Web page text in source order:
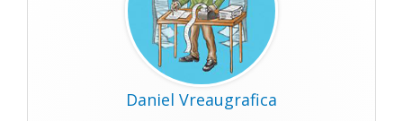
Daniel Vreaugrafica